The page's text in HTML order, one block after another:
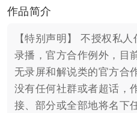
作品简介
【特别声明】 不授权私
录播，官方合作例外，目
无录屏和解说类的官方合
没有任何社群或者超话，
接、部分或全部地将名下